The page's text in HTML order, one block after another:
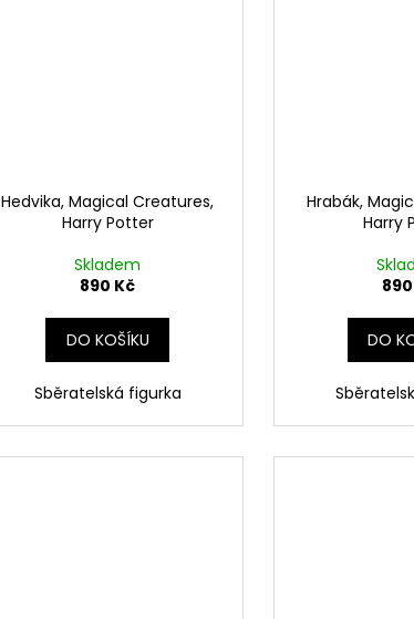
Hedvika, Magical Creatures,
Harry Potter
Skladem
890 Kč
DO KOŠÍKU
Sběratelská figurka
Hrabák,
Harry
DO